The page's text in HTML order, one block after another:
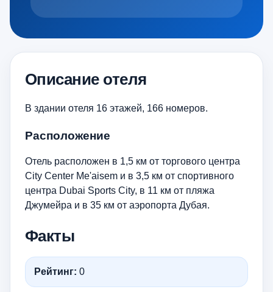
Описание отеля
В здании отеля 16 этажей, 166 номеров.
Расположение
Отель расположен в 1,5 км от торгового центра
City Center Me'aisem и в 3,5 км от спортивного
центра Dubai Sports City, в 11 км от пляжа
Джумейра и в 35 км от аэропорта Дубая.
Факты
Рейтинг: 0